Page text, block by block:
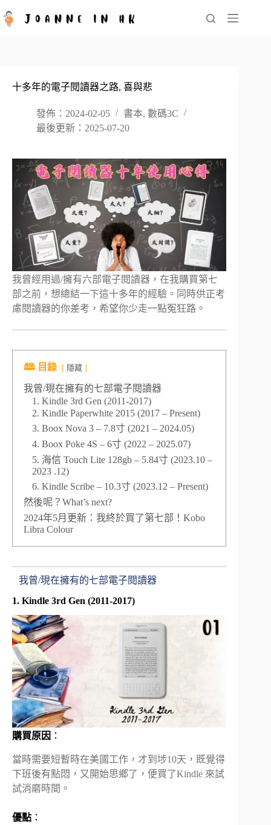
至
十多年的電子閱讀器之路, 喜與悲
發佈：2024-02-05 書本, 數碼3C
最後更新：2025-07-20
我曾經用過/擁有六部電子閱讀器，在我購買第七
部之前，想總結一下這十多年的經驗。同時供正考
慮閱讀器的你差考，希望你少走一點冤狂路。
🕮 目錄 隱藏
我曾/現在擁有的七部電子閱讀器
1. Kindle 3rd Gen (2011-2017)
2. Kindle Paperwhite 2015 (2017 – Present)
3. Boox Nova 3 – 7.8寸 (2021 – 2024.05)
4. Boox Poke 4S – 6寸 (2022 – 2025.07)
5. 海信 Touch Lite 128gb – 5.84寸 (2023.10 –
2023 .12)
6. Kindle Scribe – 10.3寸 (2023.12 – Present)
然後呢？What’s next?
2024年5月更新：我終於買了第七部！Kobo
Libra Colour
我曾/現在擁有的七部電子閱讀器
1. Kindle 3rd Gen (2011-2017)
購買原因 ：
當時需要短暫時在美國工作，才到埗10天，既覺得
下班後有點悶，又開始思鄉了，便買了Kindle 來試
試消磨時間。
優點 ：